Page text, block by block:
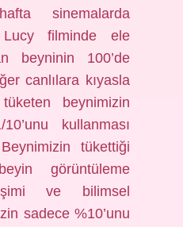
sinemalarda
filminde ele
beyninin 100’de
canlılara kıyasla
beynimizin
kullanması
tükettiği
görüntüleme
ve bilimsel
sadece %10’unu